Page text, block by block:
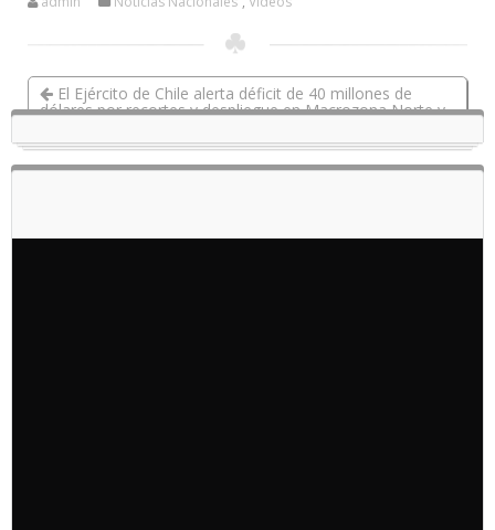
El Ejército de Chile alerta déficit de 40 millones de
dólares por recortes y despliegue en Macrozona Norte y